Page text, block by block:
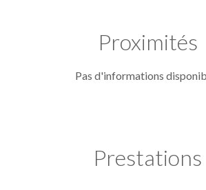
Proximités
Pas d'informations
Prestations